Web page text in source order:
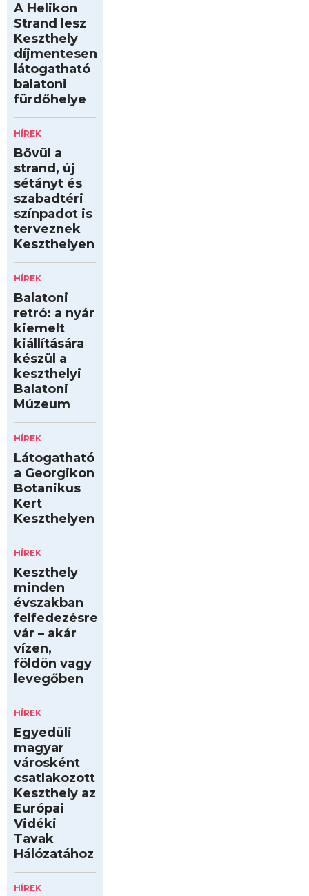
A Helikon
Strand lesz
Keszthely
díjmentesen
látogatható
balatoni
fürdőhelye
HÍREK
Bővül a
strand, új
sétányt és
szabadtéri
színpadot is
terveznek
Keszthelyen
HÍREK
Balatoni
retró: a nyár
kiemelt
kiállítására
készül a
keszthelyi
Balatoni
Múzeum
HÍREK
Látogatható
a Georgikon
Botanikus
Kert
Keszthelyen
HÍREK
Keszthely
minden
évszakban
felfedezésre
vár – akár
vízen,
földön vagy
levegőben
HÍREK
Egyedüli
magyar
városként
csatlakozott
Keszthely az
Európai
Vidéki
Tavak
Hálózatához
HÍREK